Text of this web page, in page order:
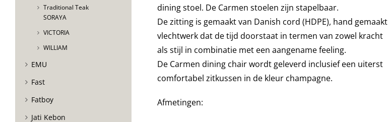
dining stoel. De Carmen stoelen zijn stapelbaar.
De zitting is gemaakt van Danish cord (HDPE), hand gemaakt
vlechtwerk dat de tijd doorstaat in termen van zowel kracht
als stijl in combinatie met een aangename feeling.
De Carmen dining chair wordt geleverd inclusief een uiterst
comfortabel zitkussen in de kleur champagne.
Afmetingen:
Traditional Teak
SORAYA
VICTORIA
WILLIAM
EMU
Fast
Fatboy
Jati Kebon